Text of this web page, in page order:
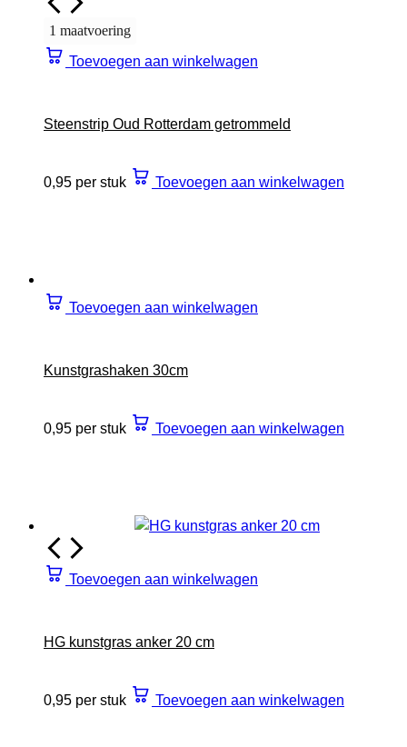
1 maatvoering
Toevoegen aan winkelwagen
Steenstrip Oud Rotterdam getrommeld
0,95 per stuk Toevoegen aan winkelwagen
Toevoegen aan winkelwagen
Kunstgrashaken 30cm
0,95 per stuk Toevoegen aan winkelwagen
Toevoegen aan winkelwagen
HG kunstgras anker 20 cm
0,95 per stuk Toevoegen aan winkelwagen